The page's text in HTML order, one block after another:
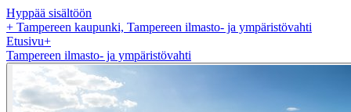
Hyppää sisältöön
+ Tampereen kaupunki, Tampereen ilmasto- ja ympäristövahti
Etusivu+
Tampereen ilmasto- ja ympäristövahti